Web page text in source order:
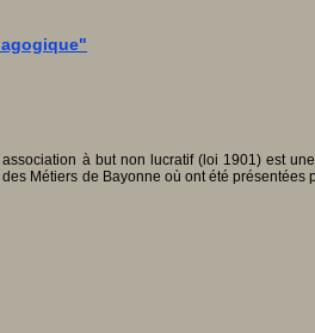
à but non lucratif (loi 1901) est
Métiers de Bayonne où ont été